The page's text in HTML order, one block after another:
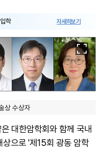
학 자세히보기
상 수상자
대한암학회와 함께 국내
으로 '제15회 광동 암학